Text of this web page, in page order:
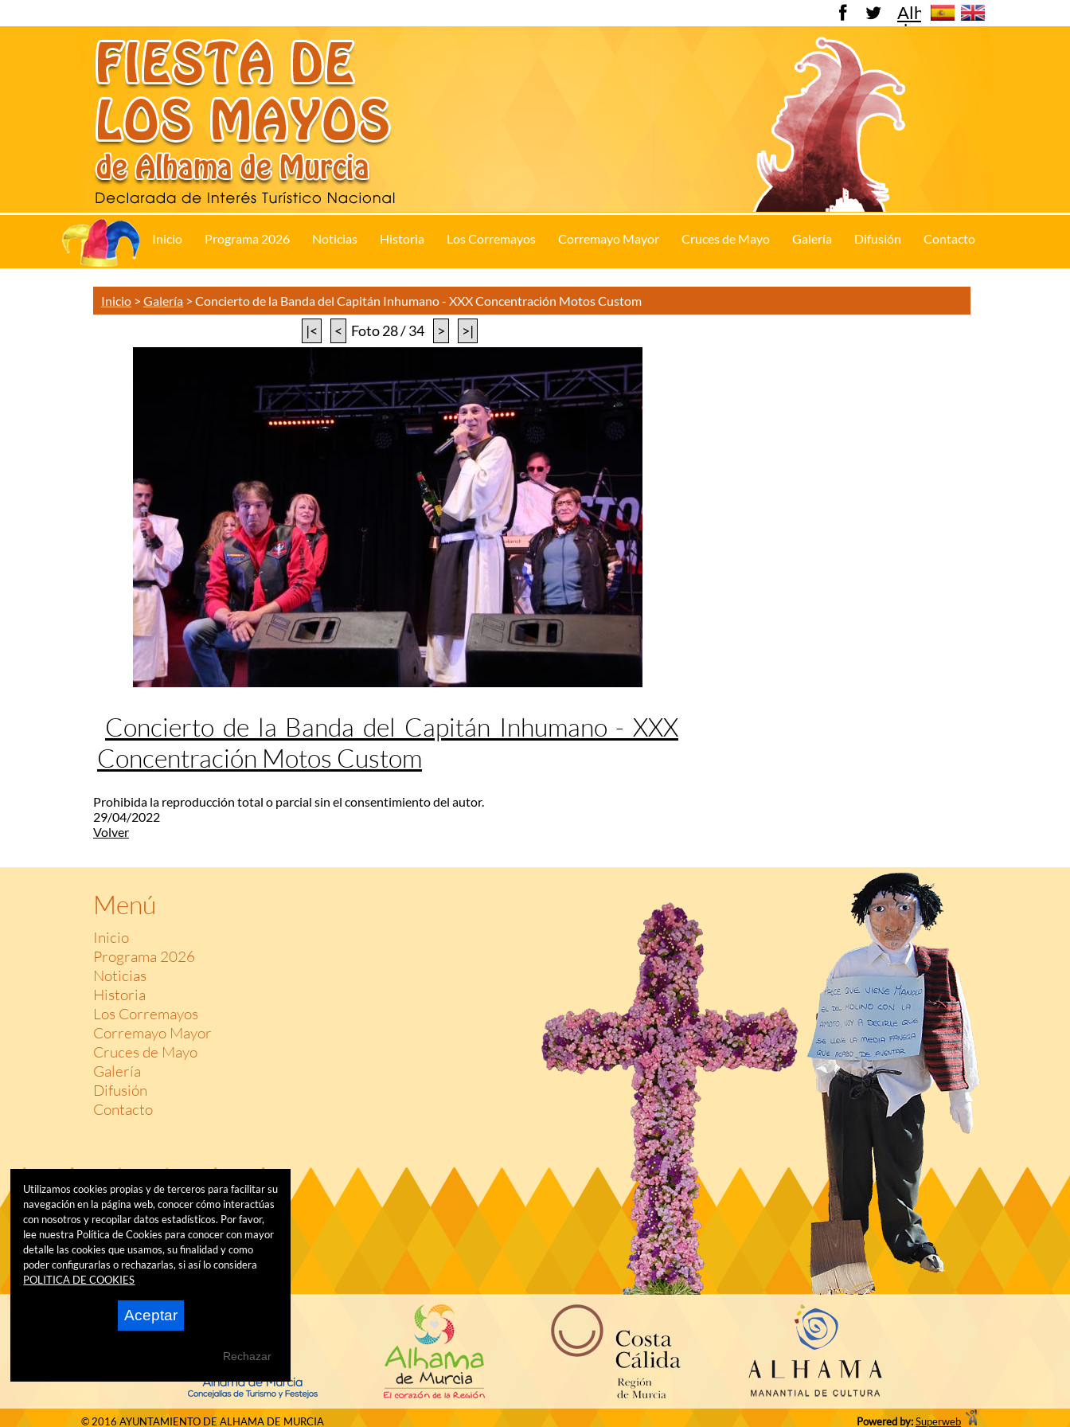
Alhama
de
Inicio Programa 2026 Noticias Historia Los Corremayos Corremayo Mayor Cruces de Mayo Galería Difusión Contacto
Inicio > Galería > Concierto de la Banda del Capitán Inhumano - XXX Concentración Motos Custom
|< < Foto 28 / 34 > >|
Concierto de la Banda del Capitán Inhumano - XXX
Concentración Motos Custom
Prohibida la reproducción total o parcial sin el consentimiento del autor.
29/04/2022
Volver
Menú
Inicio
Programa 2026
Noticias
Historia
Los Corremayos
Corremayo Mayor
Cruces de Mayo
Galería
Difusión
Contacto
© 2016 AYUNTAMIENTO DE ALHAMA DE MURCIA Powered by:Superweb
Utilizamos cookies propias y de terceros para facilitar su
navegación en la página web, conocer cómo interactúas
con nosotros y recopilar datos estadísticos. Por favor,
lee nuestra Política de Cookies para conocer con mayor
detalle las cookies que usamos, su finalidad y como
poder configurarlas o rechazarlas, si así lo considera
POLITICA DE COOKIES
Aceptar
Rechazar